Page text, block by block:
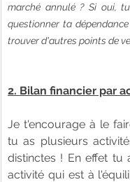
marché annulé ? Si oui,
questionner ta
trouver d'autres points de
2. Bilan financier par
Je t'encourage à le
tu as plusieurs
distinctes ! En effet tu
activité qui est à